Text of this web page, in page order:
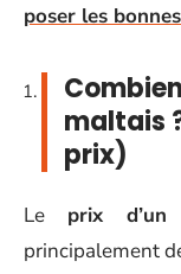
poser les
maltais
prix)
Le prix
principalement